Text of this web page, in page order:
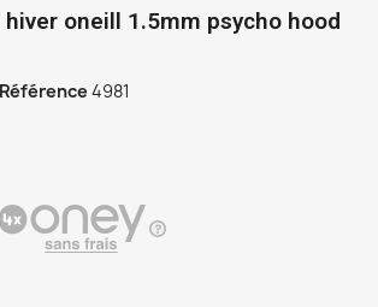
oneill 1.5mm psycho hood
Référence 4981